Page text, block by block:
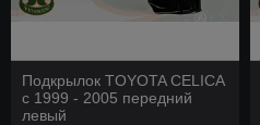
Подкрылок TOYOTA CELICA
с 1999 - 2005 передний
левый